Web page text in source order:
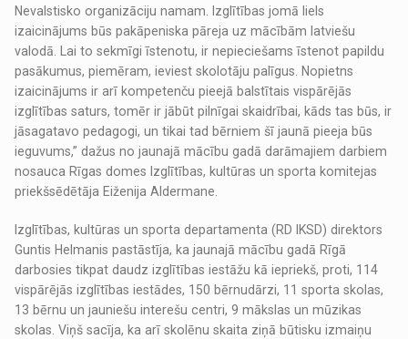
Nevalstisko organizāciju namam. Izglītības jomā liels
izaicinājums būs pakāpeniska pāreja uz mācībām latviešu
valodā. Lai to sekmīgi īstenotu, ir nepieciešams īstenot papildu
pasākumus, piemēram, ieviest skolotāju palīgus. Nopietns
izaicinājums ir arī kompetenču pieejā balstītais vispārējās
izglītības saturs, tomēr ir jābūt pilnīgai skaidrībai, kāds tas būs, ir
jāsagatavo pedagogi, un tikai tad bērniem šī jaunā pieeja būs
ieguvums,” dažus no jaunajā mācību gadā darāmajiem darbiem
nosauca Rīgas domes Izglītības, kultūras un sporta komitejas
priekšsēdētāja Eiženija Aldermane.
Izglītības, kultūras un sporta departamenta (RD IKSD) direktors
Guntis Helmanis pastāstīja, ka jaunajā mācību gadā Rīgā
darbosies tikpat daudz izglītības iestāžu kā iepriekš, proti, 114
vispārējās izglītības iestādes, 150 bērnudārzi, 11 sporta skolas,
13 bērnu un jauniešu interešu centri, 9 mākslas un mūzikas
skolas. Viņš sacīja, ka arī skolēnu skaita ziņā būtisku izmaiņu